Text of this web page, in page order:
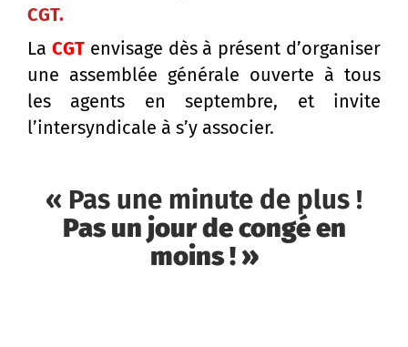
CGT.
La CGT envisage dès à présent d’organiser
une assemblée générale ouverte à tous
les agents en septembre, et invite
l’intersyndicale à s’y associer.
« Pas une minute de plus !
Pas un jour de congé en
moins ! »